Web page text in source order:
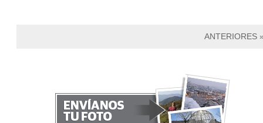
ANTERIORES